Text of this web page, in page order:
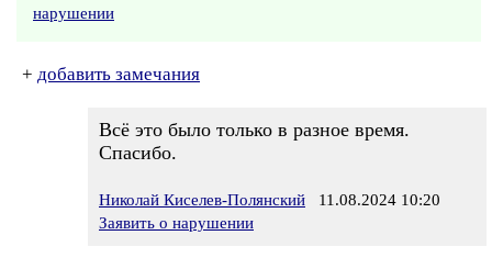
нарушении
+ добавить замечания
Всё это было только в разное время.
Спасибо.
Николай Киселев-Полянский 11.08.2024 10:20
Заявить о нарушении